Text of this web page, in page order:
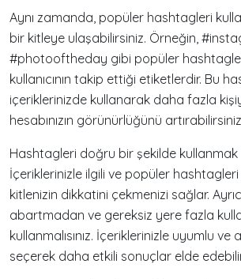
Aynı zamanda, popüler hashtagleri
bir kitleye ulaşabilirsiniz. Örneğin,
#photooftheday gibi popüler
kullanıcının takip ettiği etiketlerdir. Bu
içeriklerinizde kullanarak daha fazla
hesabınızın görünürlüğünü
Hashtagleri doğru bir şekilde kullanmak
İçeriklerinizle ilgili ve popüler
kitlenizin dikkatini çekmenizi sağlar.
abartmadan ve gereksiz yere fazla
kullanmalısınız. İçeriklerinizle uyumlu ve
seçerek daha etkili sonuçlar elde